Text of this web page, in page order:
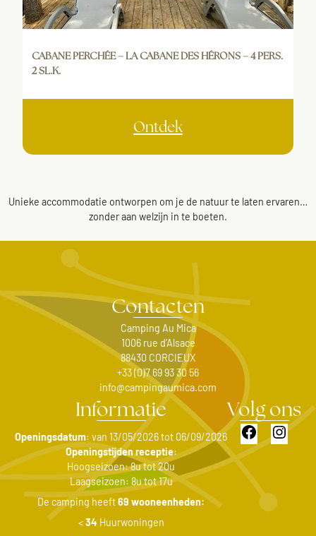
CABANE PERCHÉE – LA CABANE DES HÉRONS – 4 PERS.
2 SL.K.
Ontdek
Unieke accommodatie ontworpen om je de natuur te laten ervaren…
zonder aan welzijn in te boeten.
Contacten
Camping Au Mica
1006 rue d’Alsace
88430 CORCIEUX
+33 (0)7 69 93 30 56
info@campingaumica.com
Informatie
Openingsdatum: van 13/05/2026 tot 06/09/2026
Openingstijden receptie:
Hoogseizoen: 8u tot 20u
Laagseizoen: 8u tot 17u
De camping heeft69 wooneenheden:
<34 Huurwoningen
Volg ons
Facebook